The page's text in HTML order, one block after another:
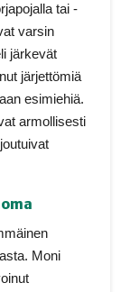
tai -
varsin
järkevät
järjettömiä
esimiehiä.
armollisesti
Moni